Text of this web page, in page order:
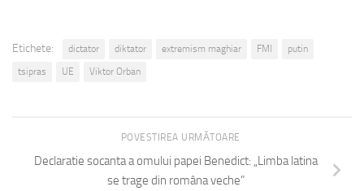
Etichete: dictator diktator extremism maghiar FMI
putin
tsipras
UE Viktor Orban
POVESTIREA URMĂTOARE
Declaratie socanta a omului papei Benedict: „Limba latina
se trage din româna veche”